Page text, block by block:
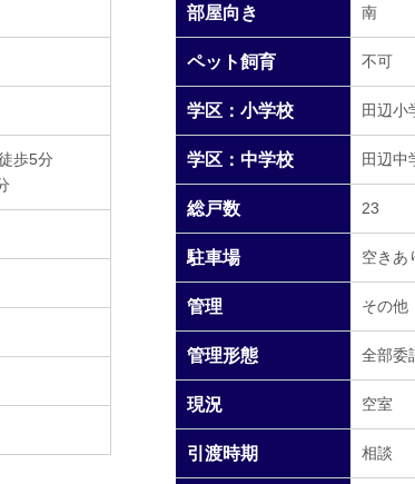
歩5分
部屋向き 南
ペット飼育 不可
学区：小学校 田辺小
学区：中学校 田辺中
総戸数 23
駐車場 空きあ
管理 その他
管理形態 全部委
現況 空室
引渡時期 相談